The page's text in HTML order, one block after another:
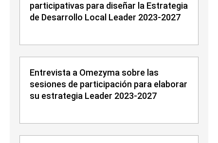
participativas para diseñar la Estrategia
de Desarrollo Local Leader 2023-2027
Entrevista a Omezyma sobre las
sesiones de participación para elaborar
su estrategia Leader 2023-2027